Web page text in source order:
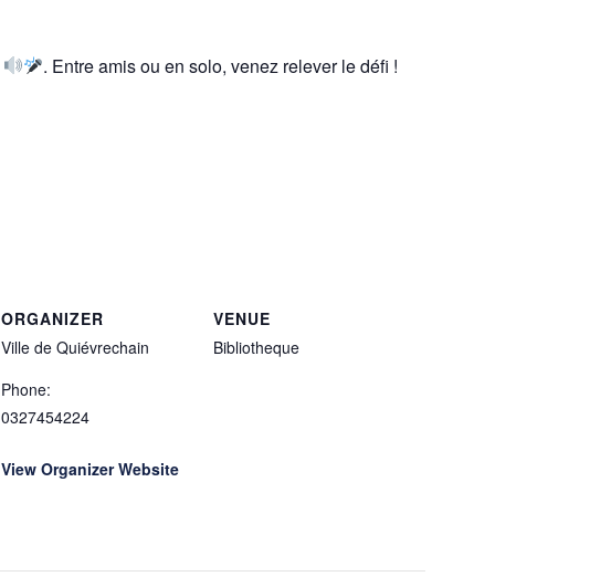
. Entre amis ou en solo, venez relever le défi !
ORGANIZER
Ville de Quiévrechain
Phone:
0327454224
View Organizer Website
VENUE
Bibliotheque